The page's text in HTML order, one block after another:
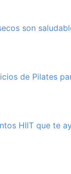
son
de Pilates
HIIT que te